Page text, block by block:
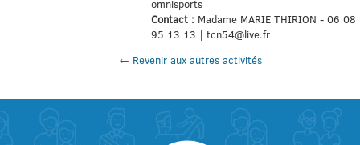
omnisports
Contact : Madame MARIE THIRION - 06 08
95 13 13 | tcn54@live.fr
← Revenir aux autres activités